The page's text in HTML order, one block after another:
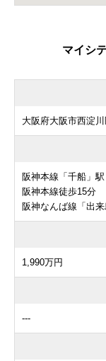
マイシ
大阪府大阪市西淀
阪神本線「千船」
阪神本線徒歩15分
阪神なんば線「出
1,990万円
---